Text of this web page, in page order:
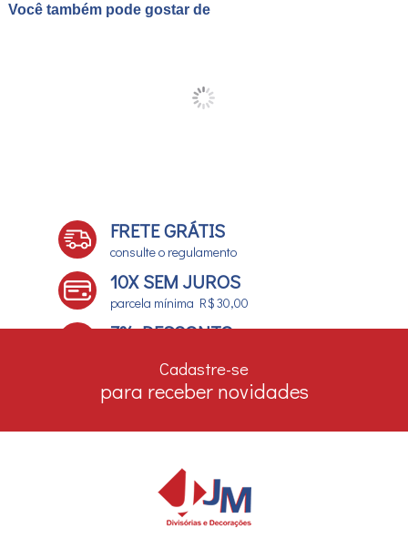
Você também pode gostar de
FRETE GRÁTIS
consulte o regulamento
10X SEM JUROS
parcela mínima R$ 30,00
7% DESCONTO
Cadastre-se
para receber novidades